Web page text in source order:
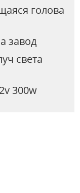
голова
завод
света
300w